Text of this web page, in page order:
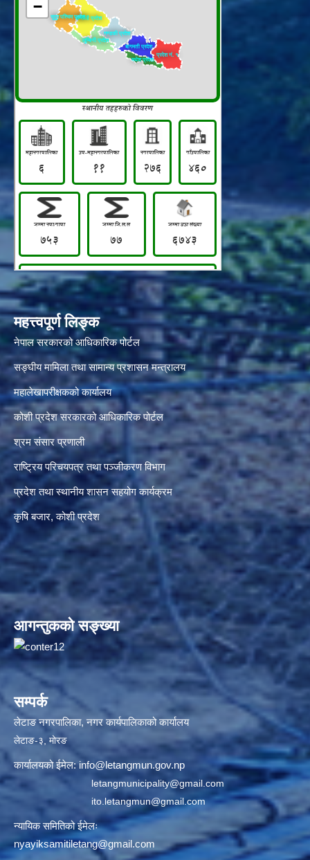
महत्त्वपूर्ण लिङ्क
नेपाल सरकारको आधिकारिक पोर्टल
सङ्‍घीय मामिला तथा सामान्य प्रशासन मन्त्रालय
महालेखापरीक्षकको कार्यालय
कोशी प्रदेश सरकारको आधिकारिक पोर्टल
श्रम संसार प्रणाली
राष्ट्रिय परिचयपत्र तथा पञ्जीकरण विभाग
प्रदेश तथा स्थानीय शासन सहयोग कार्यक्रम
कृषि बजार, कोशी प्रदेश
आगन्तुकको सङ्ख्या
सम्पर्क
लेटाङ नगरपालिका, नगर कार्यपालिकाको कार्यालय
लेटाङ-३, मोरङ
कार्यालयको ईमेल:info@letangmun.gov.np
letangmunicipality@gmail.com
ito.letangmun@gmail.com
न्यायिक समितिको ईमेलः
nyayiksamitiletang@gmail.com